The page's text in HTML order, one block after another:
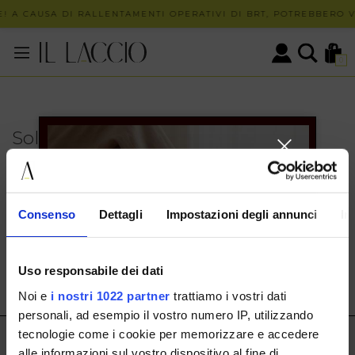
Consenso Dettagli Impostazioni degli annunci
Uso responsabile dei dati
Noi e i nostri 1022 partner trattiamo i vostri dati
personali, ad esempio il vostro numero IP, utilizzando
tecnologie come i cookie per memorizzare e accedere
A CAUSA DI RALLENTAMENTI OPERATIVI DI BRT, POTREBBERO
0
Solo in negozio
PUOI TROVARE QUESTO ARTICOLO SOLO PRESSO I
NOSTRI PUNTI VENDITA:
customerservice@illaccio.it
IL LACCIO